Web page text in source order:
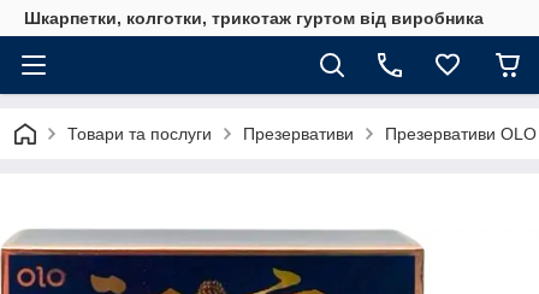
Шкарпетки, колготки, трикотаж гуртом від виробника
Товари та послуги Презервативи Презервативи OLO